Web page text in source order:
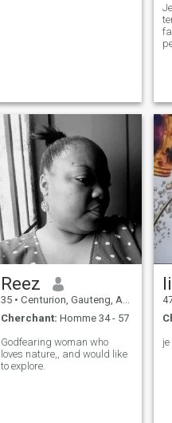
Reez
35 • Centurion, Gauteng, Afrique du Sud
Cherchant: Homme 34 - 57
Godfearing woman who
loves nature,, and would like
to explore.